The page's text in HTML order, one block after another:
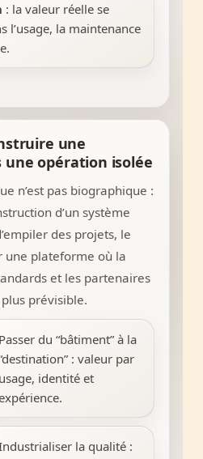
: la valeur réelle se
l’usage, la maintenance
une
une opération isolée
n’est pas biographique :
d’un système
des projets, le
une plateforme où la
et les partenaires
prévisible.
Passer du “bâtiment” à la
: valeur par
usage, identité et
expérience.
la qualité :